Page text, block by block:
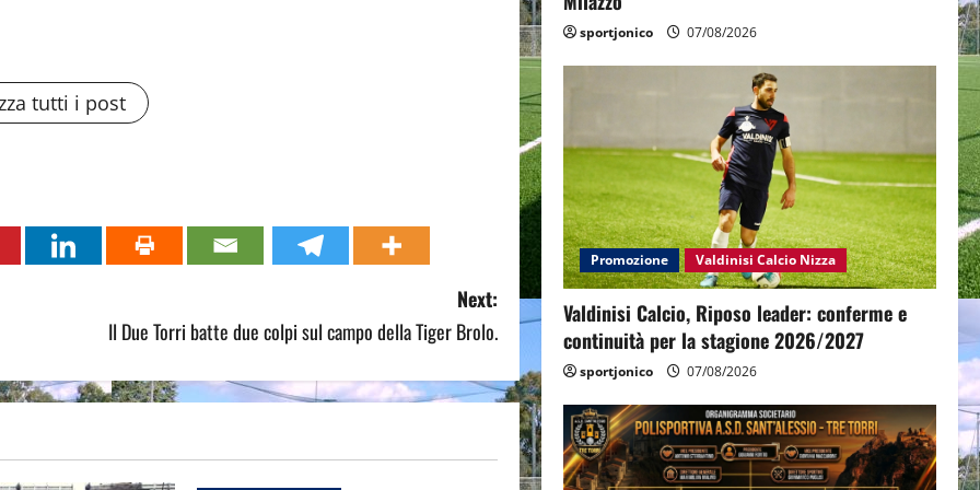
tutti i post
Next:
Il Due Torri batte due colpi sul campo della Tiger Brolo.
sportjonico 07/08/2026
Promozione Valdinisi Calcio Nizza
Valdinisi Calcio, Riposo leader: conferme e
continuità per la stagione 2026/2027
sportjonico 07/08/2026